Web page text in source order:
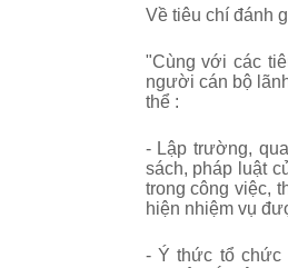
Về tiêu chí đánh
"Cùng với các
người cán bộ
thể :
- Lập trường,
sách, pháp luật
trong công việc,
hiện nhiệm vụ
- Ý thức tổ chức